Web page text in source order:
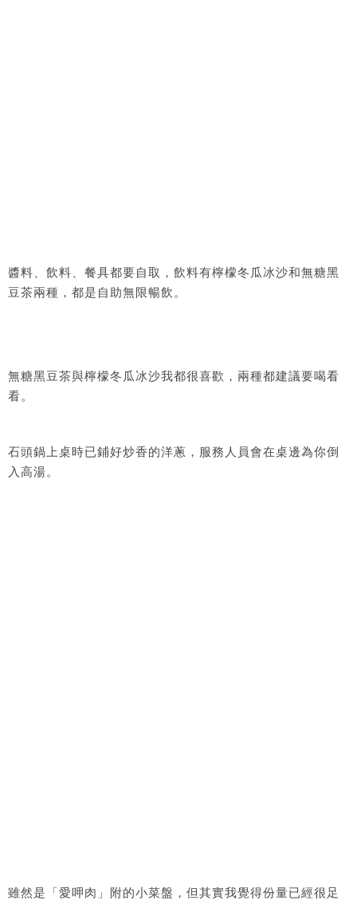
醬料、飲料、餐具都要自取，飲料有檸檬冬瓜冰沙和無糖黑
豆茶兩種，都是自助無限暢飲。
無糖黑豆茶與檸檬冬瓜冰沙我都很喜歡，兩種都建議要喝看
看。
石頭鍋上桌時已鋪好炒香的洋蔥，服務人員會在桌邊為你倒
入高湯。
雖然是「愛呷肉」附的小菜盤，但其實我覺得份量已經很足